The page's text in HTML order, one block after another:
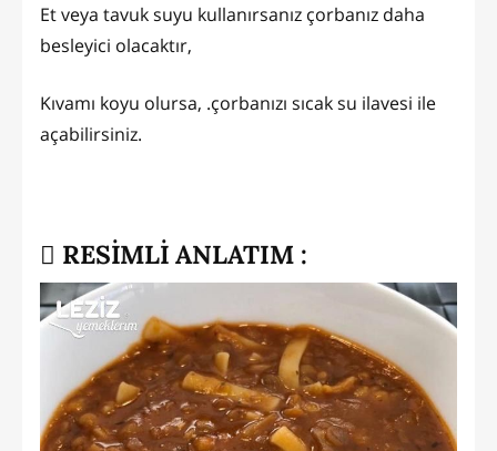
Et veya tavuk suyu kullanırsanız çorbanız daha
besleyici olacaktır,
Kıvamı koyu olursa, .çorbanızı sıcak su ilavesi ile
açabilirsiniz.
RESİMLİ ANLATIM :